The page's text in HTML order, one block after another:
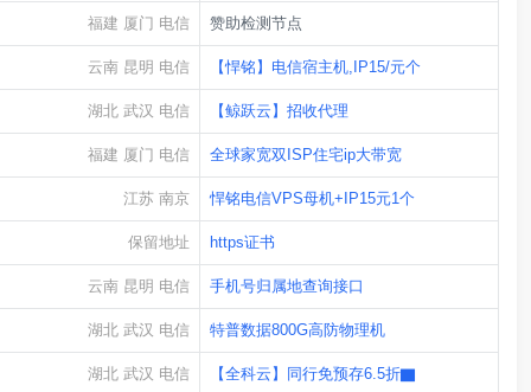
福建 厦门 电信 赞助检测节点
云南 昆明 电信 【悍铭】电信宿主机,IP15/元个
湖北 武汉 电信 【鲸跃云】招收代理
福建 厦门 电信 全球家宽双ISP住宅ip大带宽
江苏 南京 悍铭电信VPS母机+IP15元1个
保留地址 https证书
云南 昆明 电信 手机号归属地查询接口
湖北 武汉 电信 特普数据800G高防物理机
湖北 武汉 电信 【全科云】同行免预存6.5折▇